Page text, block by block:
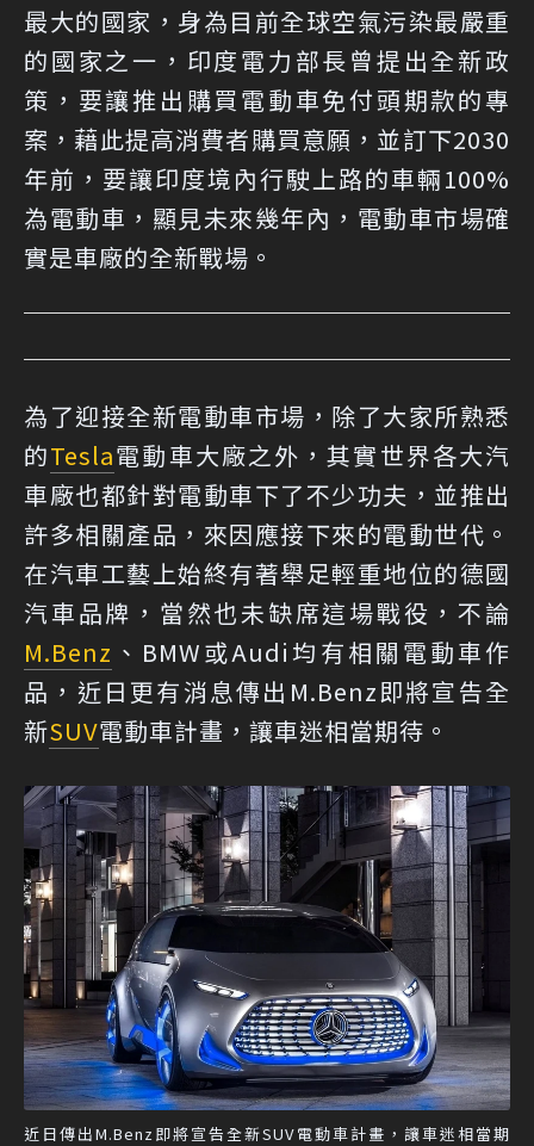
最大的國家，身為目前全球空氣污染最嚴重
的國家之一，印度電力部長曾提出全新政
策，要讓推出購買電動車免付頭期款的專
案，藉此提高消費者購買意願，並訂下2030
年前，要讓印度境內行駛上路的車輛100%
為電動車，顯見未來幾年內，電動車市場確
實是車廠的全新戰場。
為了迎接全新電動車市場，除了大家所熟悉
的Tesla電動車大廠之外，其實世界各大汽
車廠也都針對電動車下了不少功夫，並推出
許多相關產品，來因應接下來的電動世代。
在汽車工藝上始終有著舉足輕重地位的德國
汽車品牌，當然也未缺席這場戰役，不論
M.Benz 、BMW或Audi均有相關電動車作
品，近日更有消息傳出M.Benz即將宣告全
新SUV電動車計畫，讓車迷相當期待。
近日傳出M.Benz即將宣告全新SUV電動車計畫，讓車迷相當期